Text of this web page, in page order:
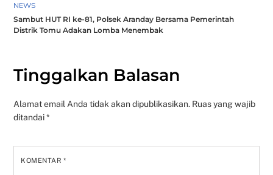
NEWS
Sambut HUT RI ke-81, Polsek Aranday Bersama Pemerintah
Distrik Tomu Adakan Lomba Menembak
Tinggalkan Balasan
Alamat email Anda tidak akan dipublikasikan. Ruas yang wajib
ditandai*
KOMENTAR*